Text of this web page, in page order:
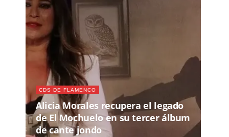
CDS DE FLAMENCO
Alicia Morales recupera el legado
de El Mochuelo en su tercer álbum
de cante jondo